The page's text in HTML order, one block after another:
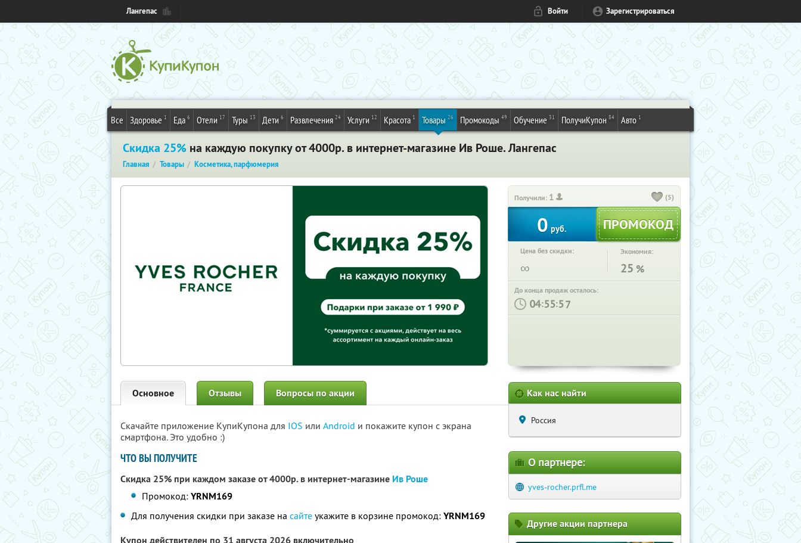
Лангепас Войти Зарегистрироваться
Все Здоровье 1 Еда 6 Отели 17 Туры 13 Дети 6 Развлечения 24 Услуги 12 Красота 1 Товары 26 Промокоды 49 Обучение 31 ПолучиКупон 84 Авто 1
Скидка 25% на каждую покупку от 4000р. в интернет-магазине Ив Роше. Лангепас
Главная Товары Косметика, парфюмерия
Получили: 1 (5)
0 руб.
Цена без скидки:
∞
Экономия:
25 %
До конца продаж осталось:
: :
Основное Отзывы Вопросы по акции
Скачайте приложение КупиКупона для IOS или Android и покажите купон с экрана
смартфона. Это удобно :)
ЧТО ВЫ ПОЛУЧИТЕ
Скидка 25% при каждом заказе от 4000р. в интернет-магазине Ив Роше
Промокод:YRNM169
Для получения скидки при заказе на сайте укажите в корзине промокод: YRNM169
Купон действителен по 31 августа 2026 включительно
Как нас найти
Россия
О партнере:
yves-rocher.prfl.me
Другие акции партнера